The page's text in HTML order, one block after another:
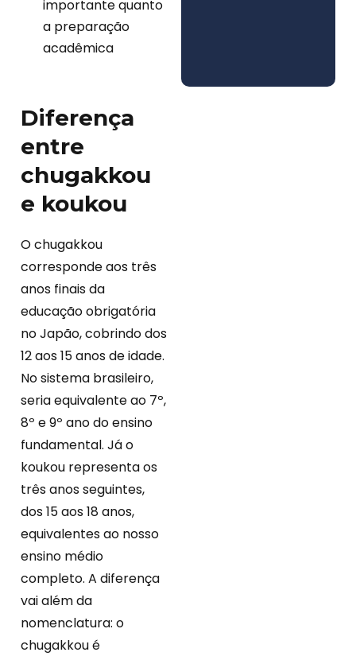
importante quanto
a preparação
acadêmica
Diferença
entre
chugakkou
e koukou
O chugakkou
corresponde aos três
anos finais da
educação obrigatória
no Japão, cobrindo dos
12 aos 15 anos de idade.
No sistema brasileiro,
seria equivalente ao 7º,
8º e 9º ano do ensino
fundamental. Já o
koukou representa os
três anos seguintes,
dos 15 aos 18 anos,
equivalentes ao nosso
ensino médio
completo. A diferença
vai além da
nomenclatura: o
chugakkou é